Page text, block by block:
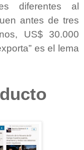
diferentes al
antes de tres
US$ 30.000
es el lema